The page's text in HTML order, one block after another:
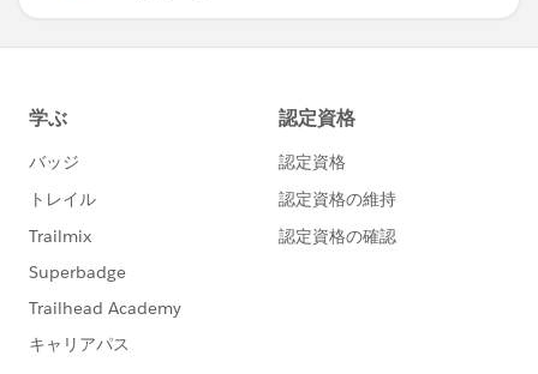
実際のクエリ内容もこの推測どおりだとすれば、既に解
決策としてご提示いただいているように集計レベルで、
により結合相手がおらずにNullとして集計された結果を
ゼロに書き換えることができますので、以降はNullでは
なくゼロを利用して計算を続けることができます。別の
方法としては、プライマリ基準でLOD式を組むことで先
法が考えられます（やっている処理は集計レベルでZN
を掛けるのと似たような感じですが、ビュー上では集計
値として扱われるのか非集計値として扱われるのかとい
う違いがあります）。